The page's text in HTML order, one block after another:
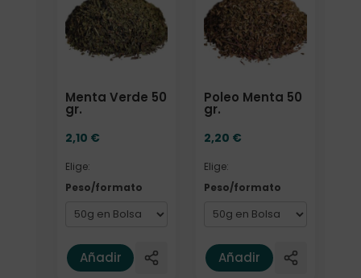
Menta Verde 50
gr.
2,10 €
Elige:
Peso/formato
Añadir
Poleo Menta 50
gr.
2,20 €
Elige:
Peso/formato
Añadir